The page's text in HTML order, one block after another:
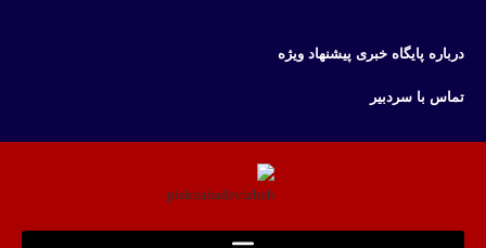
درباره پایگاه خبری پیشنهاد ویژه
تماس با سردبیر